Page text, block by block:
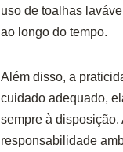
uso de toalhas
ao longo do tempo.
Além disso, a
cuidado adequado,
sempre à disposição.
responsabilidade